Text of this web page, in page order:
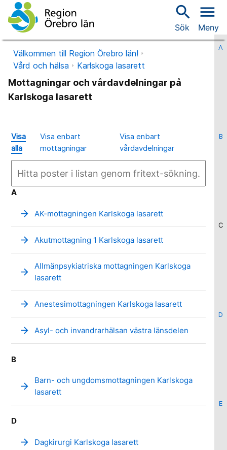
search
Sök
menu
Meny
Välkommen till Region Örebro län!
Vård och hälsa
Karlskoga lasarett
Mottagningar och vårdavdelningar på
Karlskoga lasarett
Visa
alla
Visa enbart
mottagningar
Visa enbart
vårdavdelningar
A
B
C
D
E
A
arrow_forward AK-mottagningen Karlskoga lasarett
arrow_forward Akutmottagning 1 Karlskoga lasarett
arrow_forward
Allmänpsykiatriska mottagningen Karlskoga
lasarett
arrow_forward Anestesimottagningen Karlskoga lasarett
arrow_forward Asyl- och invandrarhälsan västra länsdelen
B
arrow_forward
Barn- och ungdomsmottagningen Karlskoga
lasarett
D
arrow_forward Dagkirurgi Karlskoga lasarett